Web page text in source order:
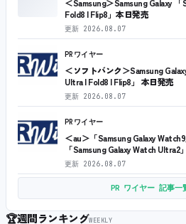
Fold8 | Flip8」本日発売
更新 2026.08.07
PRワイヤー
＜ソフトバンク＞Samsung
Ultra | Fold8 | Flip8」 本日発売
更新 2026.08.07
PRワイヤー
＜au＞「Samsung Galaxy
「Samsung Galaxy Watch
更新 2026.08.07
PR ワイヤー 記事一
🏆週間ランキングWEEKLY